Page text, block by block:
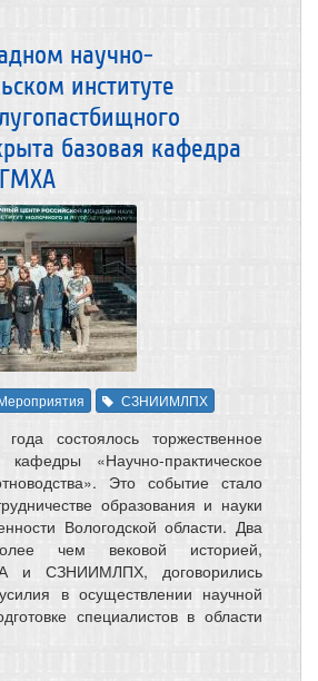
научно-
институте
базовая кафедра
СЗНИИМЛПХ
состоялось торжественное
кафедры «Научно-практическое
Это событие стало
образования и науки
Вологодской области. Два
чем вековой историей,
и СЗНИИМЛПХ, договорились
в осуществлении научной
специалистов в области